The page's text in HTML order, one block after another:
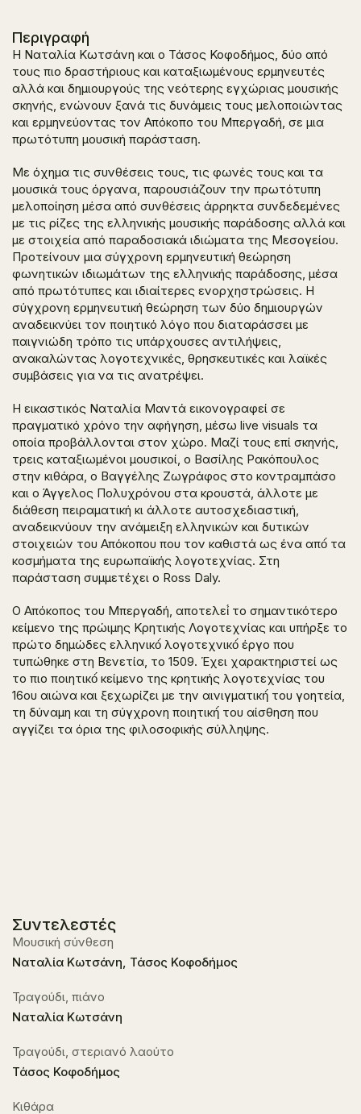
Περιγραφή
Η Ναταλία Κωτσάνη και ο Τάσος Κοφοδήμος, δύο από
τους πιο δραστήριους και καταξιωμένους ερμηνευτές
αλλά και δημιουργούς της νεότερης εγχώριας μουσικής
σκηνής, ενώνουν ξανά τις δυνάμεις τους μελοποιώντας
και ερμηνεύοντας τον Απόκοπο του Μπεργαδή, σε μια
πρωτότυπη μουσική παράσταση.
Με όχημα τις συνθέσεις τους, τις φωνές τους και τα
μουσικά τους όργανα, παρουσιάζουν την πρωτότυπη
μελοποίηση μέσα από συνθέσεις άρρηκτα συνδεδεμένες
με τις ρίζες της ελληνικής μουσικής παράδοσης αλλά και
με στοιχεία από παραδοσιακά ιδιώματα της Μεσογείου.
Προτείνουν μια σύγχρονη ερμηνευτική θεώρηση
φωνητικών ιδιωμάτων της ελληνικής παράδοσης, μέσα
από πρωτότυπες και ιδιαίτερες ενορχηστρώσεις. Η
σύγχρονη ερμηνευτική θεώρηση των δύο δημιουργών
αναδεικνύει τον ποιητικό λόγο που διαταράσσει με
παιγνιώδη τρόπο τις υπάρχουσες αντιλήψεις,
ανακαλώντας λογοτεχνικές, θρησκευτικές και λαϊκές
συμβάσεις για να τις ανατρέψει.
Η εικαστικός Ναταλία Μαντά εικονογραφεί σε
πραγματικό χρόνο την αφήγηση, μέσω live visuals τα
οποία προβάλλονται στον χώρο. Μαζί τους επί σκηνής,
τρεις καταξιωμένοι μουσικοί, ο Βασίλης Ρακόπουλος
στην κιθάρα, ο Βαγγέλης Ζωγράφος στο κοντραμπάσο
και ο Άγγελος Πολυχρόνου στα κρουστά, άλλοτε με
διάθεση πειραματική κι άλλοτε αυτοσχεδιαστική,
αναδεικνύουν την ανάμειξη ελληνικών και δυτικών
στοιχειών του Απόκοπου που τον καθιστά ως ένα από́ τα
κοσμήματα της ευρωπαϊκής λογοτεχνίας. Στη
παράσταση συμμετέχει ο Ross Daly.
Ο Απόκοπος του Μπεργαδή, αποτελεί́ το σημαντικότερο
κείμενο της πρώιμης Κρητικής Λογοτεχνίας και υπήρξε το
πρώτο δημώδες ελληνικό́ λογοτεχνικό́ έργο που
τυπώθηκε στη Βενετία, το 1509. Έχει χαρακτηριστεί ως
το πιο ποιητικό́ κείμενο της κρητικής λογοτεχνίας του
16ου αιώνα και ξεχωρίζει με την αινιγματική́ του γοητεία,
τη δύναμη και τη σύγχρονη ποιητική́ του αίσθηση που
αγγίζει τα όρια της φιλοσοφικής σύλληψης.
Συντελεστές
Μουσική σύνθεση
Ναταλία Κωτσάνη, Τάσος Κοφοδήμος
Τραγούδι, πιάνο
Ναταλία Κωτσάνη
Τραγούδι, στεριανό λαούτο
Τάσος Κοφοδήμος
Κιθάρα